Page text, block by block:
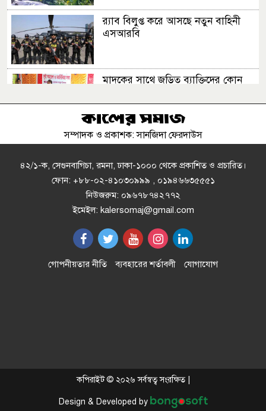
র‍্যাব বিলুপ্ত করে আসছে নতুন বাহিনী
এসআরবি
মাদকের সাথে জড়িত ব্যাক্তিদের কোন
ব্যবস্থা ................খুলনা জেলা পুলিশ
সুপার
খুকৃবিতে নানা আয়োজনে জুলাই
উন্নয়নমূলক কাজের অগ্রগতি পর্যালোচনা
সভায় রাসিক প্রশাসক
রাজশাহীতে পাঁচ দিনব্যাপী রাজশাহীর
উদ্যোক্তা মেলার সমাপনী অনুষ্ঠিত
ইলিয়াস আলী গুম: নতুন মামলা হিসেবে
তদন্তের সিদ্ধান্ত ট্রাইব্যুনালের
সম্পাদক ও প্রকাশক: সানজিদা ফেরদাউস
৪২/১-ক, সেগুনবাগিচা, রমনা, ঢাকা-১০০০ থেকে প্রকাশিত ও প্রচারিত।
ফোন: +৮৮-০২-৪১০৩০৯৯৯ , ০১৯৪৬৬৩৫৫৫১
নিউজরুম: ০৯৬৭৮৭৪২৭৭২
ইমেইল: kalersomaj@gmail.com
গোপনীয়তার নীতি ব্যবহারের শর্তাবলী যোগাযোগ
কপিরাইট © ২০২৬ সর্বস্বত্ব সংরক্ষিত |
Design & Developed by